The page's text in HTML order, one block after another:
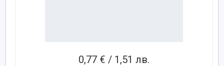
0,77 € / 1,51 лв.